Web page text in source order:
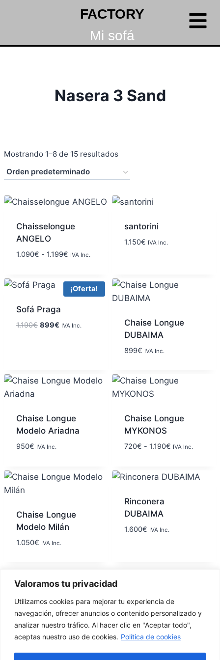
Valoramos tu privacidad
Utilizamos cookies para mejorar tu experiencia de
navegación, ofrecer anuncios o contenido personalizado y
analizar nuestro tráfico. Al hacer clic en "Aceptar todo",
aceptas nuestro uso de cookies. Política de cookies
FACTORY
Mi sofá
Nasera 3 Sand
Mostrando 1–8 de 15 resultados
Chaisselongue
ANGELO
1.090€ - 1.199€ IVA Inc.
santorini
1.150€ IVA Inc.
¡Oferta!
Sofá Praga
1.190€ 899€ IVA Inc.
Chaise Longue
DUBAIMA
899€ IVA Inc.
Chaise Longue
Modelo Ariadna
950€ IVA Inc.
Chaise Longue
MYKONOS
720€ - 1.190€ IVA Inc.
Chaise Longue
Modelo Milán
1.050€ IVA Inc.
Rinconera
DUBAIMA
1.600€ IVA Inc.
627 789